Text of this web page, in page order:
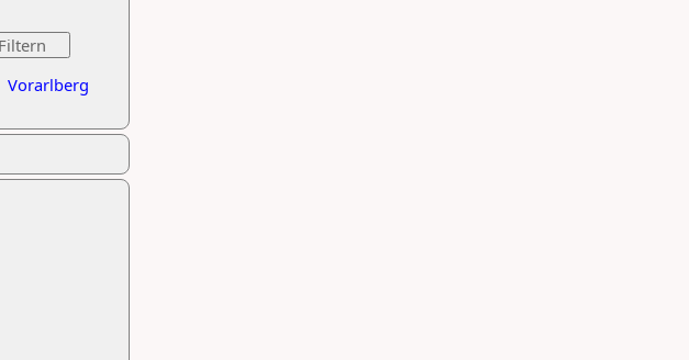
Vorarlberg